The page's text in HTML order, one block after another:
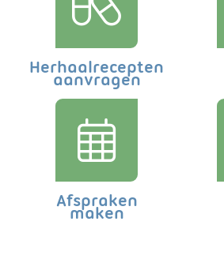
n
Herhaalrecepten
aanvragen
Afspraken
maken